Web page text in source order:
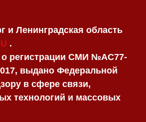
и Ленинградская область
.
о регистрации СМИ №AC77-
выдано Федеральной
в сфере связи,
технологий и массовых